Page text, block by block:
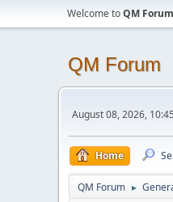
Welcome toQM Forum
QM Forum
August 08, 2026,
Home
QM Forum ►